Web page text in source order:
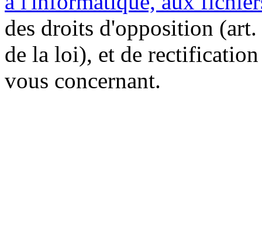
des droits d'opposition
de la loi), et de
vous concernant.